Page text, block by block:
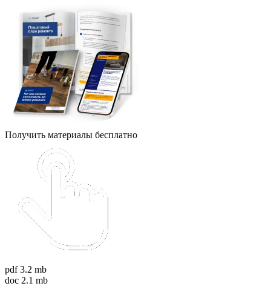
Получить материалы бесплатно
pdf 3.2 mb
doc 2.1 mb